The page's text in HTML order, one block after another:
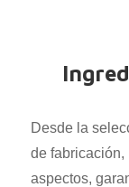
Desde la
de
aspectos,